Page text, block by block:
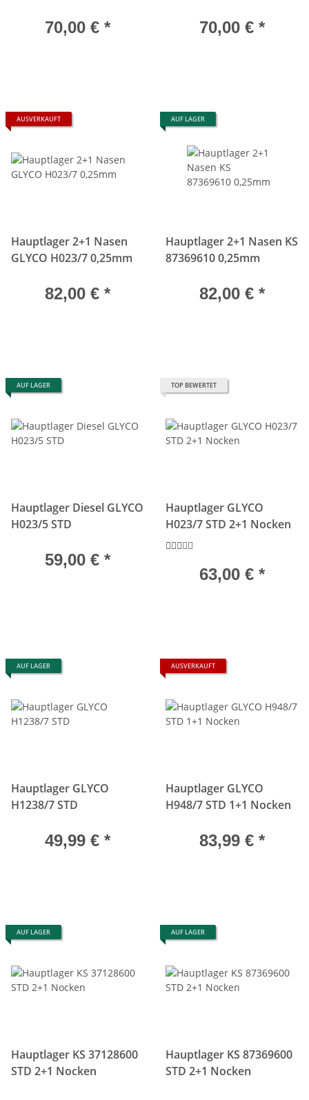
70,00 € * 70,00 € *
AUSVERKAUFT
Hauptlager 2+1 Nasen
GLYCO H023/7 0,25mm
82,00 € *
AUF LAGER
Hauptlager 2+1 Nasen KS
87369610 0,25mm
82,00 € *
AUF LAGER
Hauptlager Diesel GLYCO
H023/5 STD
59,00 € *
TOP BEWERTET
Hauptlager GLYCO
H023/7 STD 2+1 Nocken
63,00 € *
AUF LAGER
Hauptlager GLYCO
H1238/7 STD
49,99 € *
AUSVERKAUFT
Hauptlager GLYCO
H948/7 STD 1+1 Nocken
83,99 € *
AUF LAGER
Hauptlager KS 37128600
STD 2+1 Nocken
AUF LAGER
Hauptlager KS 87369600
STD 2+1 Nocken